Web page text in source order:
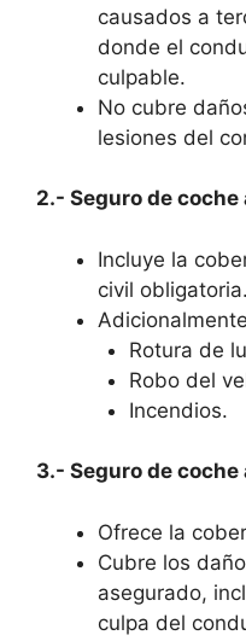
causados a
donde el
culpable.
No cubre
lesiones del
2.- Seguro de
Incluye la
civil obligatoria.
Rotura de
Robo del
Incendios.
3.- Seguro de coche
Ofrece la
Cubre los
asegurado,
culpa del